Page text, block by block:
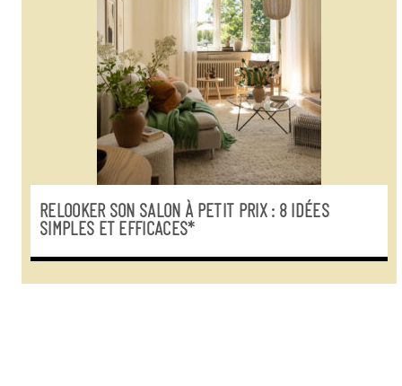
RELOOKER SON SALON À PETIT PRIX : 8 IDÉES
SIMPLES ET EFFICACES*